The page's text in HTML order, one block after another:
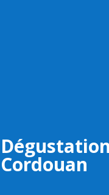
Cordouan